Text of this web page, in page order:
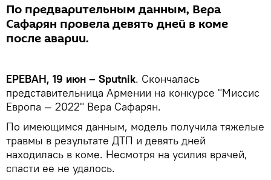
По предварительным данным, Вера
Сафарян провела девять дней в коме
после аварии.
ЕРЕВАН, 19 июн – Sputnik. Скончалась
представительница Армении на конкурсе "Миссис
Европа — 2022" Вера Сафарян.
По имеющимся данным, модель получила тяжелые
травмы в результате ДТП и девять дней
находилась в коме. Несмотря на усилия врачей,
спасти ее не удалось.